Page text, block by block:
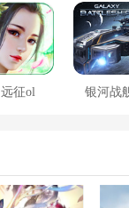
远征ol 银河战